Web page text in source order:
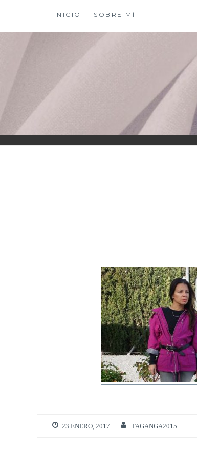
contenido
INICIO SOBRE MÍ
XIOMY
23 ENERO, 2017 TAGANGA2015